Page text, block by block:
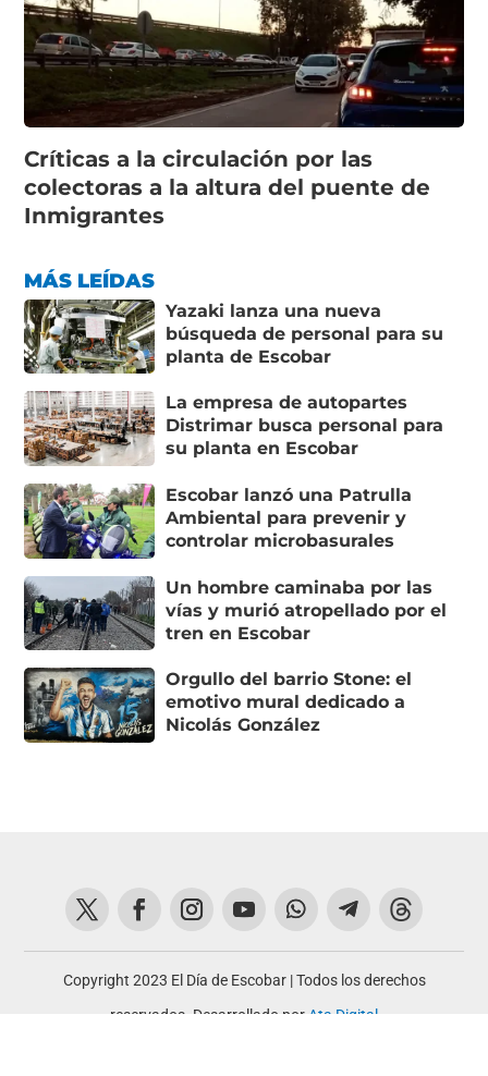
Críticas a la circulación por las
colectoras a la altura del puente de
Inmigrantes
MÁS LEÍDAS
Yazaki lanza una nueva
búsqueda de personal para su
planta de Escobar
La empresa de autopartes
Distrimar busca personal para
su planta en Escobar
Escobar lanzó una Patrulla
Ambiental para prevenir y
controlar microbasurales
Un hombre caminaba por las
vías y murió atropellado por el
tren en Escobar
Orgullo del barrio Stone: el
emotivo mural dedicado a
Nicolás González
Copyright 2023 El Día de Escobar | Todos los derechos
reservados. Desarrollado por Ata Digital